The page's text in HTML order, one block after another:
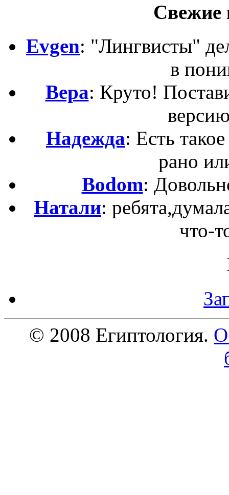
Свежие
Evgen: "Лингвисты"
в
Вера: Круто!
Надежда: Есть
рано
Bodom:
Натали:
что-
© 2008 Египтология.